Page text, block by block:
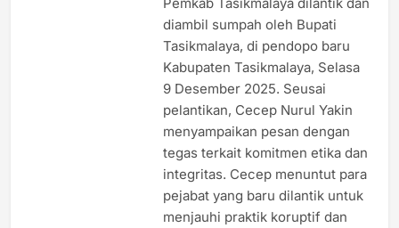
diambil sumpah oleh Bupati
Tasikmalaya, di pendopo baru
Kabupaten Tasikmalaya, Selasa
9 Desember 2025. Seusai
pelantikan, Cecep Nurul Yakin
menyampaikan pesan dengan
tegas terkait komitmen etika dan
integritas. Cecep menuntut para
pejabat yang baru dilantik untuk
menjauhi praktik koruptif dan